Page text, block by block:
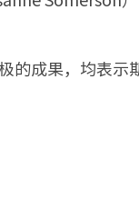
的成果，均表示